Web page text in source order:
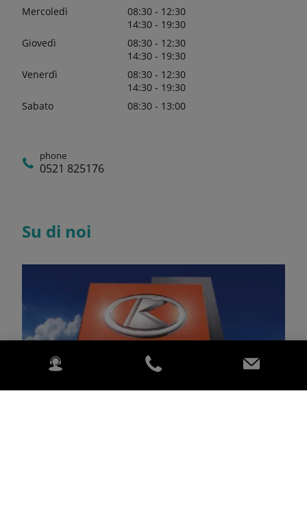
Mercoledì
08:30 - 12:30
14:30 - 19:30
Giovedì
08:30 - 12:30
14:30 - 19:30
Venerdì
08:30 - 12:30
14:30 - 19:30
Sabato
08:30 - 13:00
phone
0521 825176
Su di noi